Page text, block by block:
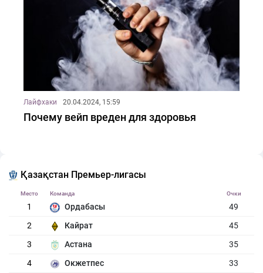
Лайфхаки 20.04.2024, 15:59
Почему вейп вреден для здоровья
Қазақстан Премьер-лигасы
Место Команда Очки
1 Ордабасы
49
2
Кайрат
45
3
Астана
35
4
Окжетпес 33